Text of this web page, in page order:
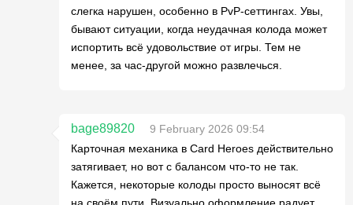
слегка нарушен, особенно в PvP-сеттингах. Увы,
бывают ситуации, когда неудачная колода может
испортить всё удовольствие от игры. Тем не
менее, за час-другой можно развлечься.
bage89820
9 February 2026 09:54
Карточная механика в Card Heroes действительно
затягивает, но вот с балансом что-то не так.
Кажется, некоторые колоды просто выносят всё